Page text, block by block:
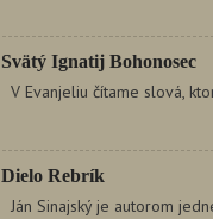
Svätý Ignatij Bohonosec
Dielo Rebrík